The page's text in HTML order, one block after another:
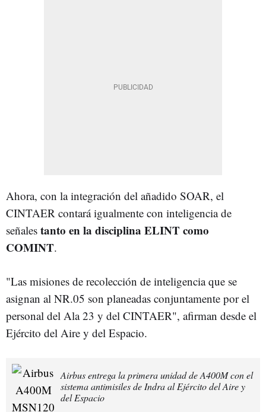
Ahora, con la integración del añadido SOAR, el
CINTAER contará igualmente con inteligencia de
señales tanto en la disciplina ELINT como
COMINT.
"Las misiones de recolección de inteligencia que se
asignan al NR.05 son planeadas conjuntamente por el
personal del Ala 23 y del CINTAER", afirman desde el
Ejército del Aire y del Espacio.
Airbus entrega la primera unidad de A400M con el
sistema antimisiles de Indra al Ejército del Aire y
del Espacio